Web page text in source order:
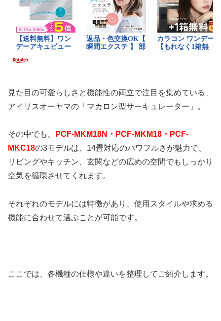
見た目の可愛らしさと機能性の両立で注目を集めている、
アイリスオーヤマの「マカロン型サーキュレーター」。
その中でも、
PCF-MKM18N・PCF-MKM18・PCF-
MKC18の3モデルは、14畳対応のパワフルさが魅力で、
リビングやキッチン、玄関などの広めの空間でもしっかり
空気を循環させてくれます。
それぞれのモデルには特徴があり、使用スタイルや求める
機能に合わせて選ぶことが可能です。
ここでは、各機種の仕様や違いを整理してご紹介します。